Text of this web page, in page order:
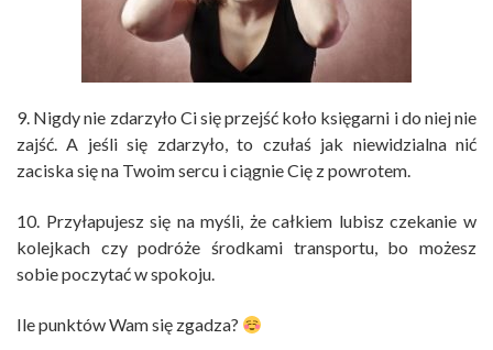
9. Nigdy nie zdarzyło Ci się przejść koło księgarni i do niej nie
zajść. A jeśli się zdarzyło, to czułaś jak niewidzialna nić
zaciska się na Twoim sercu i ciągnie Cię z powrotem.
10. Przyłapujesz się na myśli, że całkiem lubisz czekanie w
kolejkach czy podróże środkami transportu, bo możesz
sobie poczytać w spokoju.
Ile punktów Wam się zgadza?